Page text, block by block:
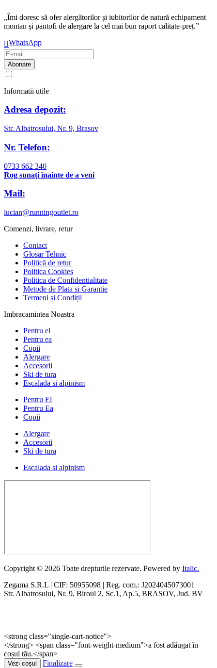
„Îmi doresc să ofer alergătorilor și iubitorilor de natură echipament
montan și pantofi de alergare la cel mai bun raport calitate-preț.”
WhatsApp
Informatii utile
Adresa depozit:
Str. Albatrosului, Nr. 9, Brasov
Nr. Telefon:
0733 662 340
Rog sunați înainte de a veni
Mail:
lucian@runningoutlet.ro
Comenzi, livrare, retur
Contact
Glosar Tehnic
Politică de retur
Politica Cookies
Politica de Confidentialitate
Metode de Plata si Garantie
Termeni și Condiții
Imbracamintea Noastra
Pentru el
Pentru ea
Copii
Alergare
Accesorii
Ski de tura
Escalada si alpinism
Pentru El
Pentru Ea
Copii
Alergare
Accesorii
Ski de tura
Escalada si alpinism
Copyright © 2026 Toate drepturile rezervate. Powered by Italic.
Zegama S.R.L | CIF: 50955098 | Reg. com.: J2024045073001
Str. Albatrosului, Nr. 9, Biroul 2, Sc.1, Ap.5, BRASOV, Jud. BV
<strong class="single-cart-notice">
</strong> <span class="font-weight-medium">a fost adăugat în
coșul tău.</span>
Vezi coșul Finalizare